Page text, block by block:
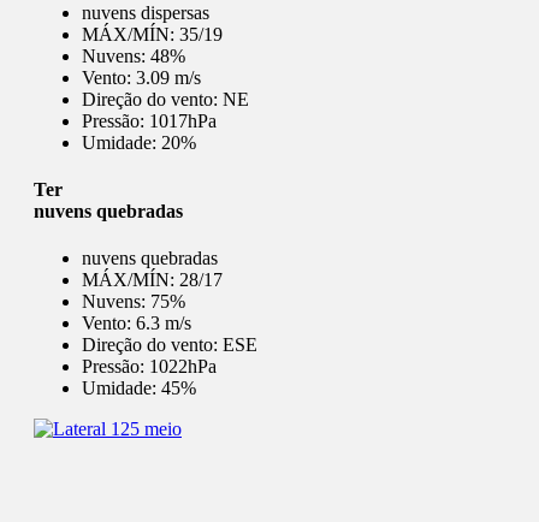
nuvens dispersas
MÁX/MÍN: 35/19
Nuvens: 48%
Vento: 3.09 m/s
Direção do vento: NE
Pressão: 1017hPa
Umidade: 20%
Ter
nuvens quebradas
nuvens quebradas
MÁX/MÍN: 28/17
Nuvens: 75%
Vento: 6.3 m/s
Direção do vento: ESE
Pressão: 1022hPa
Umidade: 45%